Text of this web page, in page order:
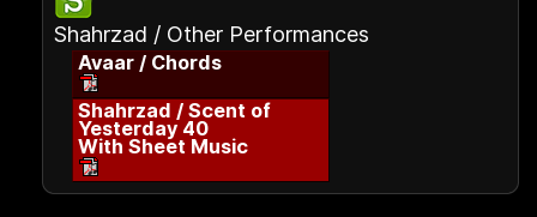
Shahrzad / Other Performances
Avaar / Chords
Shahrzad / Scent of
Yesterday 40
With Sheet Music